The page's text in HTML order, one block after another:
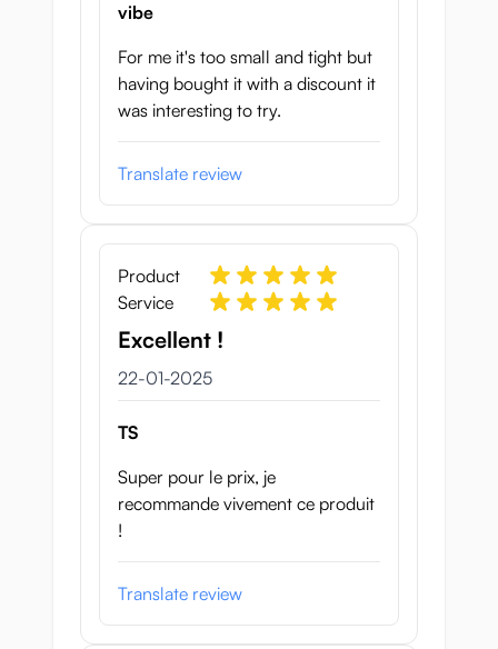
vibe
For me it's too small and tight but
having bought it with a discount it
was interesting to try.
Translate review
Product
Service
Excellent !
22 januari 2025
22-01-2025
TS
Super pour le prix, je
recommande vivement ce produit
!
Translate review